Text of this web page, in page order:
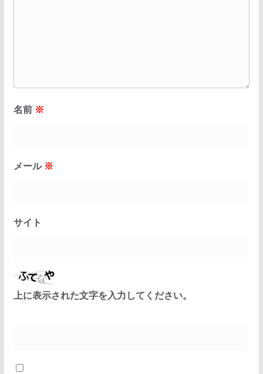
名前 ※
メール ※
サイト
上に表示された文字を入力してください。